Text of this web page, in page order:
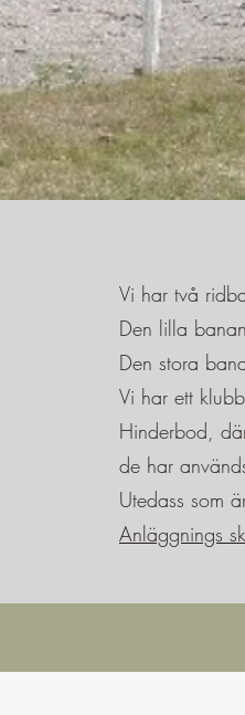
Vi har två
Den lilla
Den stora
Vi har ett
Hinderbod,
de har
Utedass som
Anläggnings